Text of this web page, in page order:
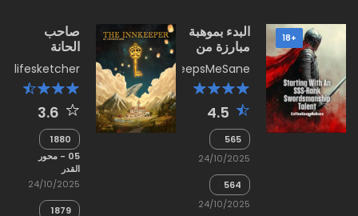
+18
البدء بموهبة
مبارزة من
الفئة SSS
CoffeeKeepsMeSane
4.5
565
-
مفاجأة
الدوقة
24/10/2025
564
-
مباراة
24/10/2025
صاحب
الحانة
lifesketcher
3.6
1880
-
الفكاهة
05 - محور
القدر
24/10/2025
1879